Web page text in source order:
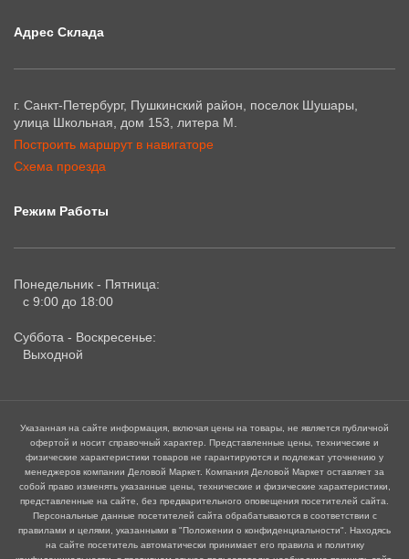
Адрес Склада
г. Санкт-Петербург, Пушкинский район, поселок Шушары,
улица Школьная, дом 153, литера М.
Построить маршрут в навигаторе
Схема проезда
Режим Работы
Понедельник - Пятница:
с 9:00 до 18:00
Суббота - Воскресенье:
Выходной
Указанная на сайте информация, включая цены на товары, не является публичной
офертой и носит справочный характер. Представленные цены, технические и
физические характеристики товаров не гарантируются и подлежат уточнению у
менеджеров компании Деловой Маркет. Компания Деловой Маркет оставляет за
собой право изменять указанные цены, технические и физические характеристики,
представленные на сайте, без предварительного оповещения посетителей сайта.
Персональные данные посетителей сайта обрабатываются в соответствии с
правилами и целями, указанными в "Положении о конфиденциальности". Находясь
на сайте посетитель автоматически принимает его правила и политику